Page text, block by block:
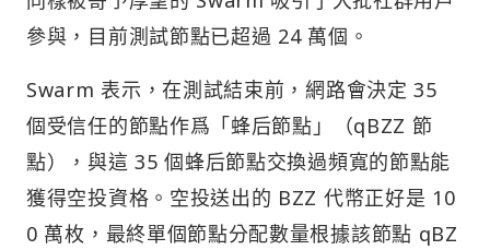
參與，目前測試節點已超過 24 萬個。
Swarm 表示，在測試結束前，網路會決定 35
個受信任的節點作爲「蜂后節點」（qBZZ 節
點），與這 35 個蜂后節點交換過頻寬的節點能
獲得空投資格。空投送出的 BZZ 代幣正好是 10
0 萬枚，最終單個節點分配數量根據該節點 qBZ